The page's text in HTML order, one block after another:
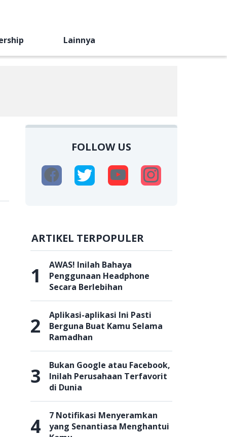
Lainnya
FOLLOW US
ARTIKEL TERPOPULER
1
AWAS! Inilah Bahaya
Penggunaan Headphone
Secara Berlebihan
2
Aplikasi-aplikasi Ini Pasti
Berguna Buat Kamu Selama
Ramadhan
3
Bukan Google atau Facebook,
Inilah Perusahaan Terfavorit
di Dunia
4
7 Notifikasi Menyeramkan
yang Senantiasa Menghantui